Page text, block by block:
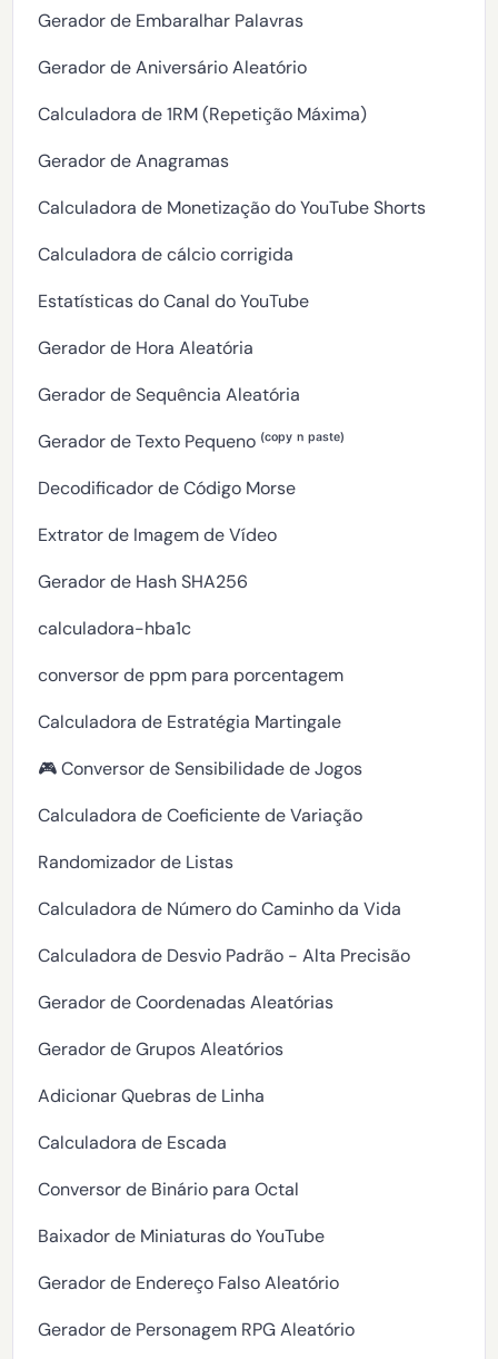
Gerador de Embaralhar Palavras
Gerador de Aniversário Aleatório
Calculadora de 1RM (Repetição Máxima)
Gerador de Anagramas
Calculadora de Monetização do YouTube Shorts
Calculadora de cálcio corrigida
Estatísticas do Canal do YouTube
Gerador de Hora Aleatória
Gerador de Sequência Aleatória
Gerador de Texto Pequeno ⁽ᶜᵒᵖʸ ⁿ ᵖᵃˢᵗᵉ⁾
Decodificador de Código Morse
Extrator de Imagem de Vídeo
Gerador de Hash SHA256
calculadora-hba1c
conversor de ppm para porcentagem
Calculadora de Estratégia Martingale
🎮 Conversor de Sensibilidade de Jogos
Calculadora de Coeficiente de Variação
Randomizador de Listas
Calculadora de Número do Caminho da Vida
Calculadora de Desvio Padrão - Alta Precisão
Gerador de Coordenadas Aleatórias
Gerador de Grupos Aleatórios
Adicionar Quebras de Linha
Calculadora de Escada
Conversor de Binário para Octal
Baixador de Miniaturas do YouTube
Gerador de Endereço Falso Aleatório
Gerador de Personagem RPG Aleatório